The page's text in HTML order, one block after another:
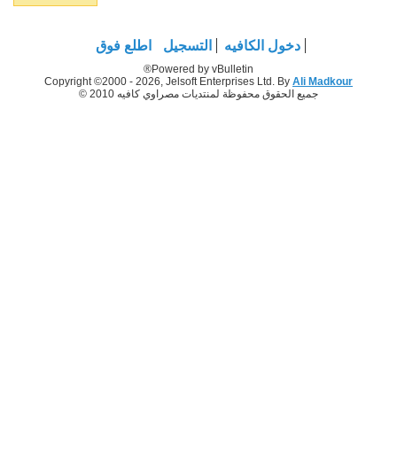
دخول الكافيه التسجيل اطلع فوق
Powered by vBulletin®
Copyright ©2000 - 2026, Jelsoft Enterprises Ltd. By Ali Madkour
جميع الحقوق محفوظة لمنتديات مصراوي كافيه 2010 ©